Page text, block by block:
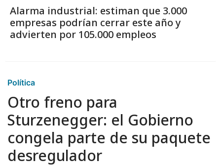
Alarma industrial: estiman que 3.000
empresas podrían cerrar este año y
advierten por 105.000 empleos
Política
Otro freno para
Sturzenegger: el Gobierno
congela parte de su paquete
desregulador